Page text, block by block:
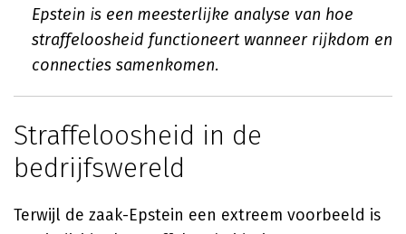
Epstein is een meesterlijke analyse van hoe
straffeloosheid functioneert wanneer rijkdom en
connecties samenkomen.
Straffeloosheid in de
bedrijfswereld
Terwijl de zaak-Epstein een extreem voorbeeld is